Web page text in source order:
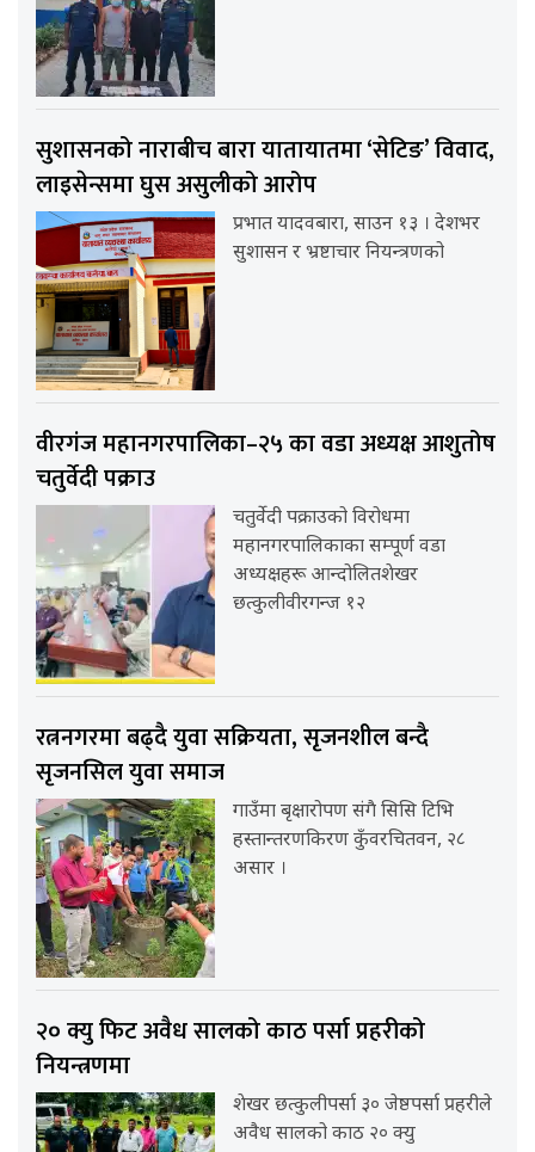
सुशासनको नाराबीच बारा यातायातमा ‘सेटिङ’ विवाद,
लाइसेन्समा घुस असुलीको आरोप
प्रभात यादवबारा, साउन १३ । देशभर
सुशासन र भ्रष्टाचार नियन्त्रणको
वीरगंज महानगरपालिका–२५ का वडा अध्यक्ष आशुतोष
चतुर्वेदी पक्राउ
चतुर्वेदी पक्राउको विरोधमा
महानगरपालिकाका सम्पूर्ण वडा
अध्यक्षहरू आन्दोलितशेखर
छत्कुलीवीरगन्ज १२
रत्ननगरमा बढ्दै युवा सक्रियता, सृजनशील बन्दै
सृजनसिल युवा समाज
गाउँमा बृक्षारोपण संगै सिसि टिभि
हस्तान्तरणकिरण कुँवरचितवन, २८
असार ।
२० क्यु फिट अवैध सालको काठ पर्सा प्रहरीको
नियन्त्रणमा
शेखर छत्कुलीपर्सा ३० जेष्ठपर्सा प्रहरीले
अवैध सालको काठ २० क्यु